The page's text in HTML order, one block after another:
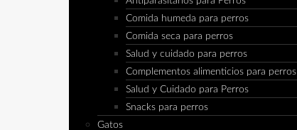
Comida humeda para perros
Comida seca para perros
Salud y cuidado para perros
Complementos alimenticios para perros
Salud y Cuidado para Perros
Snacks para perros
Gatos